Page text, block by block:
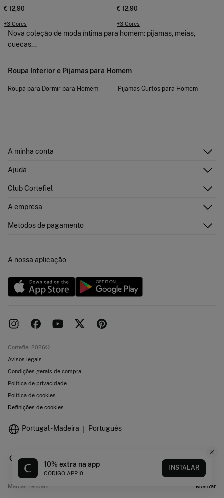
€ 12,90
+3 Cores
€ 12,90
+3 Cores
Nova coleção de moda íntima para homem: pijamas, meias,
cuecas...
Roupa Interior e Pijamas para Homem
Roupa para Dormir para Homem Pijamas Curtos para Homem
A minha conta
Direções de envio
Cartão Presente Online
Cartão de pagamento
Ajuda
Perguntas frequentes
Trocas, devoluções e desistência
Club Cortefiel
A empresa
Trabalha connosco
Metodos de pagamento
A nossa aplicação
Cortefiel 2026©
Avisos legais
Condições gerais de compra
Política de privacidade
Política de cookies
Definições de cookies
Portugal - Madeira Português
Marcas Tendam Mostrar
10% extra na app
CÓDIGO APP10
INSTALAR